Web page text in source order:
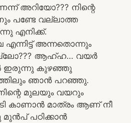
അറിയോ??? നിന്റെ
പണ്ടേ വല്ലാത്ത
എനിക്ക്.
എന്നിട്ട് അന്നതൊന്നും
ആഹ്ഹ… വയർ
ഇരുന്നു കുഴഞ്ഞു
ഞാൻ പറഞ്ഞു.
മുലയും വയറും
കാണാൻ മാത്രം ആണ് നീ
മുൻപ് പഠിക്കാൻ